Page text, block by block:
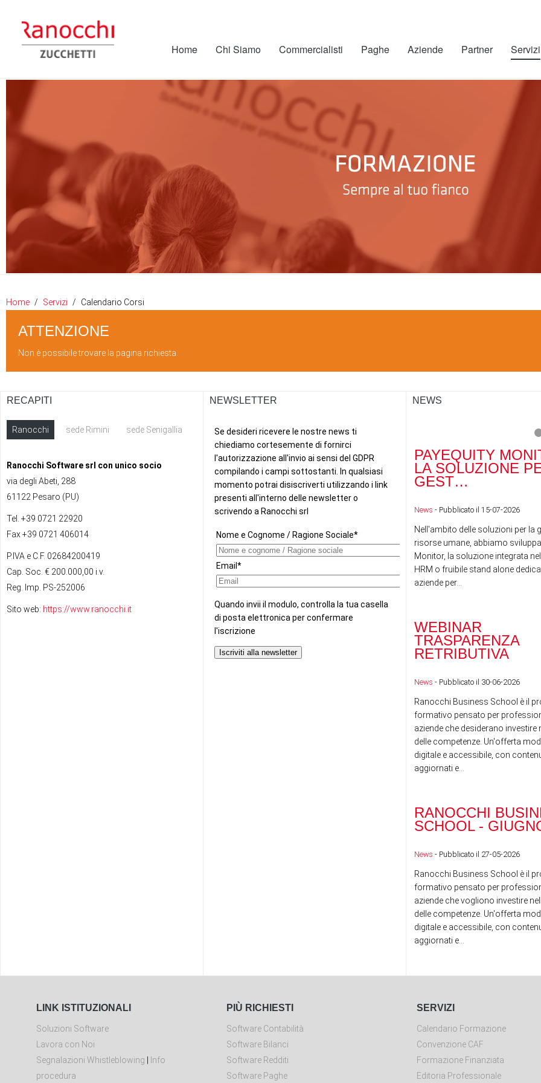
Home Chi Siamo Commercialisti Paghe Aziende Partner Servizi
Home Servizi Calendario Corsi
ATTENZIONE
Non è possibile trovare la pagina richiesta.
RECAPITI
Ranocchi sede Rimini sede Senigallia
Ranocchi Software srl con unico socio
via degli Abeti, 288
61122 Pesaro (PU)
Tel. +39 0721 22920
Fax +39 0721 406014
P.IVA e C.F. 02684200419
Cap. Soc. € 200.000,00 i.v.
Reg. Imp. PS-252006
Sito web: https://www.ranocchi.it
NEWSLETTER NEWS
PAYEQUITY
LA SOLUZIONE
GEST…
News - Pubblicato il 15-07-2026
Nell'ambito delle soluzioni per la
risorse umane, abbiamo
Monitor, la soluzione integrata
HRM o fruibile stand alone
aziende per...
WEBINAR
TRASPARENZA
RETRIBUTIVA
News - Pubblicato il 30-06-2026
Ranocchi Business School è il
formativo pensato per
aziende che desiderano investire
delle competenze. Un'offerta
digitale e accessibile, con
aggiornati e...
RANOCCHI
SCHOOL -
News - Pubblicato il 27-05-2026
Ranocchi Business School è il
formativo pensato per
aziende che vogliono investire
delle competenze. Un'offerta
digitale e accessibile, con
aggiornati e...
LINK ISTITUZIONALI
Soluzioni Software
Lavora con Noi
Segnalazioni Whistleblowing
Info
procedura
PIÙ RICHIESTI
Software Contabilità
Software Bilanci
Software Redditi
Software Paghe
SERVIZI
Calendario Formazione
Convenzione CAF
Formazione Finanziata
Editoria Professionale